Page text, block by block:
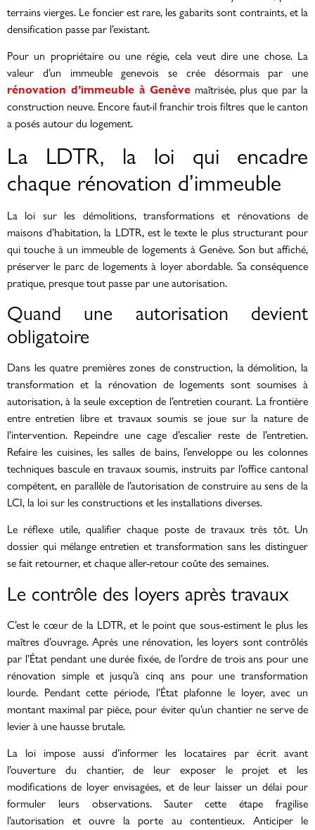
terrains vierges. Le foncier est rare, les gabarits sont contraints, et la
densification passe par l’existant.
Pour un propriétaire ou une régie, cela veut dire une chose. La
valeur d’un immeuble genevois se crée désormais par une
rénovation d’immeuble à Genèvemaîtrisée, plus que par la
construction neuve. Encore faut-il franchir trois filtres que le canton
a posés autour du logement.
La LDTR, la loi qui encadre
chaque rénovation d’immeuble
La loi sur les démolitions, transformations et rénovations de
maisons d’habitation, la LDTR, est le texte le plus structurant pour
qui touche à un immeuble de logements à Genève. Son but affiché,
préserver le parc de logements à loyer abordable. Sa conséquence
pratique, presque tout passe par une autorisation.
Quand une autorisation devient
obligatoire
Dans les quatre premières zones de construction, la démolition, la
transformation et la rénovation de logements sont soumises à
autorisation, à la seule exception de l’entretien courant. La frontière
entre entretien libre et travaux soumis se joue sur la nature de
l’intervention. Repeindre une cage d’escalier reste de l’entretien.
Refaire les cuisines, les salles de bains, l’enveloppe ou les colonnes
techniques bascule en travaux soumis, instruits par l’office cantonal
compétent, en parallèle de l’autorisation de construire au sens de la
LCI, la loi sur les constructions et les installations diverses.
Le réflexe utile, qualifier chaque poste de travaux très tôt. Un
dossier qui mélange entretien et transformation sans les distinguer
se fait retourner, et chaque aller-retour coûte des semaines.
Le contrôle des loyers après travaux
C’est le cœur de la LDTR, et le point que sous-estiment le plus les
maîtres d’ouvrage. Après une rénovation, les loyers sont contrôlés
par l’État pendant une durée fixée, de l’ordre de trois ans pour une
rénovation simple et jusqu’à cinq ans pour une transformation
lourde. Pendant cette période, l’État plafonne le loyer, avec un
montant maximal par pièce, pour éviter qu’un chantier ne serve de
levier à une hausse brutale.
La loi impose aussi d’informer les locataires par écrit avant
l’ouverture du chantier, de leur exposer le projet et les
modifications de loyer envisagées, et de leur laisser un délai pour
formuler leurs observations. Sauter cette étape fragilise
l’autorisation et ouvre la porte au contentieux. Anticiper le